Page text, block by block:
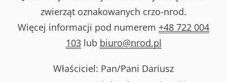
zwierząt oznakowanych crzo-nrod.
Więcej informacji pod numerem +48 722 004
103lub biuro@nrod.pl
Właściciel: Pan/Pani Dariusz